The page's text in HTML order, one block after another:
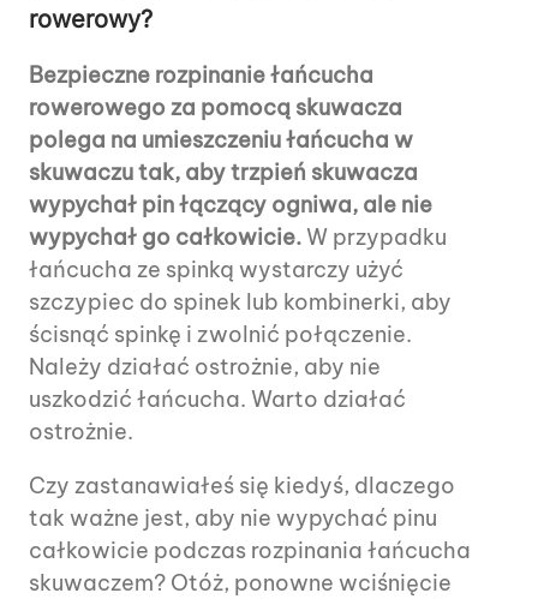
rowerowy?
Bezpieczne rozpinanie łańcucha
rowerowego za pomocą skuwacza
polega na umieszczeniu łańcucha w
skuwaczu tak, aby trzpień skuwacza
wypychał pin łączący ogniwa, ale nie
wypychał go całkowicie. W przypadku
łańcucha ze spinką wystarczy użyć
szczypiec do spinek lub kombinerki, aby
ścisnąć spinkę i zwolnić połączenie.
Należy działać ostrożnie, aby nie
uszkodzić łańcucha. Warto działać
ostrożnie.
Czy zastanawiałeś się kiedyś, dlaczego
tak ważne jest, aby nie wypychać pinu
całkowicie podczas rozpinania łańcucha
skuwaczem? Otóż, ponowne wciśnięcie